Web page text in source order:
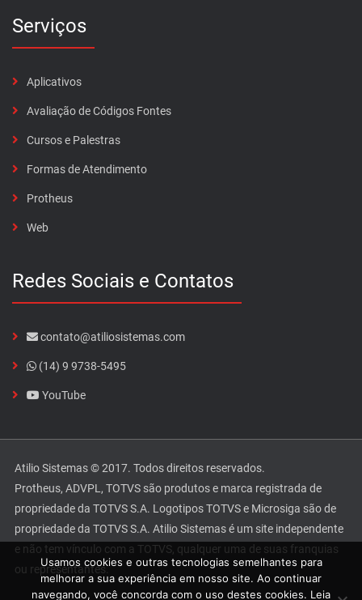
Serviços
Aplicativos
Avaliação de Códigos Fontes
Cursos e Palestras
Formas de Atendimento
Protheus
Web
Redes Sociais e Contatos
contato@atiliosistemas.com
(14) 9 9738-5495
YouTube
Atilio Sistemas © 2017. Todos direitos reservados.
Protheus, ADVPL, TOTVS são produtos e marca registrada de
propriedade da TOTVS S.A. Logotipos TOTVS e Microsiga são de
propriedade da TOTVS S.A. Atilio Sistemas é um site independente
e não tem vínculo com a TOTVS, qualquer uma de suas franquias
ou representantes.
Usamos cookies e outras tecnologias semelhantes para
melhorar a sua experiência em nosso site. Ao continuar
navegando, você concorda com o uso destes cookies. Leia